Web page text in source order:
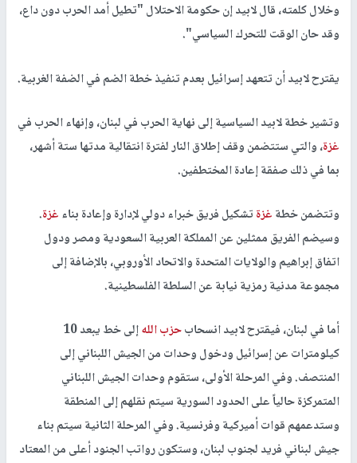
وخلال كلمته، قال لابيد إن حكومة الاحتلال "تطيل أمد الحرب دون داع،
وقد حان الوقت للتحرك السياسي".
يقترح لابيد أن تتعهد إسرائيل بعدم تنفيذ خطة الضم في الضفة الغربية.
وتشير خطة لابيد السياسية إلى نهاية الحرب في لبنان، وإنهاء الحرب في
غزة، والتي ستتضمن وقف إطلاق النار لفترة انتقالية مدتها ستة أشهر،
بما في ذلك صفقة إعادة المختطفين.
وتتضمن خطةغزةتشكيل فريق خبراء دولي لإدارة وإعادة بناءغزة.
وسيضم الفريق ممثلين عن المملكة العربية السعودية ومصر ودول
اتفاق إبراهيم والولايات المتحدة والاتحاد الأوروبي، بالإضافة إلى
مجموعة مدنية رمزية نيابة عن السلطة الفلسطينية.
أما في لبنان، فيقترح لابيد انسحابحزب الله
إلى خط يبعد 10
كيلومترات عن إسرائيل ودخول وحدات من الجيش اللبناني إلى
المنتصف. وفي المرحلة الأولى، ستقوم وحدات الجيش اللبناني
المتمركزة حالياً على الحدود السورية سيتم نقلهم إلى المنطقة
وستدعمهم قوات أميركية وفرنسية. وفي المرحلة الثانية سيتم بناء
جيش لبناني فريد لجنوب لبنان، وستكون رواتب الجنود أعلى من المعتاد